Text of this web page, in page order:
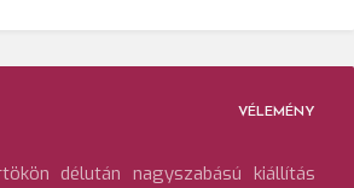
VÉLEMÉNY
délután nagyszabású kiállítás